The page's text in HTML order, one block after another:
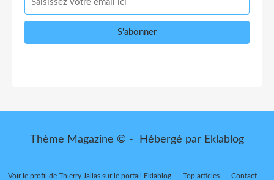
Thème Magazine © - Hébergé par Eklablog
Voir le profil de Thierry Jallassur le portail Eklablog Top articles Contact